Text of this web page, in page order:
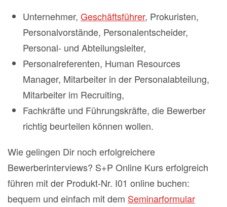
Unternehmer, Geschäftsführer, Prokuristen,
Personalvorstände, Personalentscheider,
Personal- und Abteilungsleiter,
Personalreferenten, Human Resources
Manager, Mitarbeiter in der Personalabteilung,
Mitarbeiter im Recruiting,
Fachkräfte und Führungskräfte, die Bewerber
richtig beurteilen können wollen.
Wie gelingen Dir noch erfolgreichere
Bewerberinterviews? S+P Online Kurs erfolgreich
führen mit der Produkt-Nr. I01 online buchen:
bequem und einfach mit dem Seminarformular